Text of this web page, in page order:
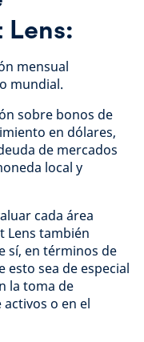
mensual
mundial.
sobre bonos de
en dólares,
de mercados
local y
cada área
Lens también
sí, en términos de
esto sea de especial
la toma de
o en el